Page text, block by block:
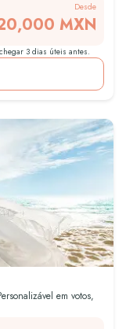
Desde
MXN
3 dias úteis antes.
em votos,